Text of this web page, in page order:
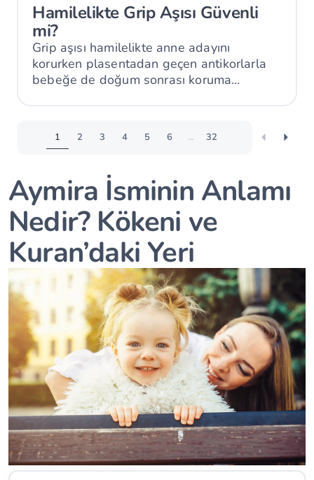
Hamilelikte Grip Aşısı Güvenli
mi?
Grip aşısı hamilelikte anne adayını
korurken plasentadan geçen antikorlarla
bebeğe de doğum sonrası koruma
1 2 3 4 5 6 ... 32
Aymira İsminin Anlamı
Nedir? Kökeni ve
Kuran’daki Yeri